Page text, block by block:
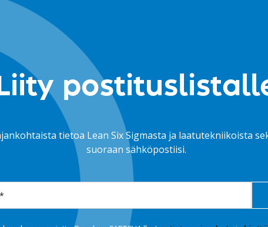
Liity
tietoa Lean Six Sigmasta ja laatutekniikoista
suoraan sähköpostiisi.